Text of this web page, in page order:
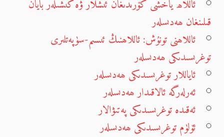
ئاللاھ ياخشى كۆرىدىغان ئىشلار ۋە كىشىلەر بايان
قىلىنغان ھەدىسلەر
ئاللاھنى تونۇش: ئاللاھنىڭ ئىسىم-سۈپەتلىرى
توغرىسىدىكى ھەدىسلەر
ئاياللار توغرىسىدىكى ھەدىسلەر
ئەرلەرگە ئالاقىدار ھەدىسلەر
ئەقىدە توغرىسىدىكى پەتىۋالار
ئۆلۈم توغرىسىدىكى ھەدىسلەر